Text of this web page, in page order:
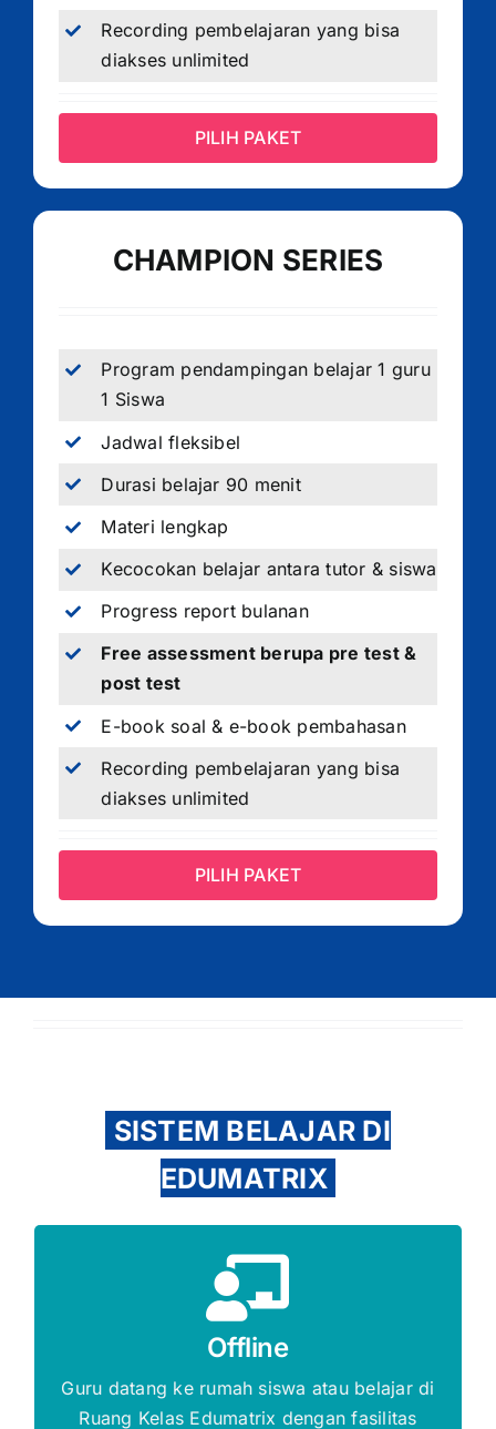
Recording pembelajaran yang bisa
diakses unlimited
PILIH PAKET
CHAMPION SERIES
Program pendampingan belajar 1 guru
1 Siswa
Jadwal fleksibel
Durasi belajar 90 menit
Materi lengkap
Kecocokan belajar antara tutor & siswa
Progress report bulanan
Free assessment berupa pre test &
post test
E-book soal & e-book pembahasan
Recording pembelajaran yang bisa
diakses unlimited
PILIH PAKET
SISTEM BELAJAR DI
EDUMATRIX
Offline
Guru datang ke rumah siswa atau belajar di
Ruang Kelas Edumatrix dengan fasilitas
Gratis Biaya Pendaftaran
DAFTAR SEKARANG